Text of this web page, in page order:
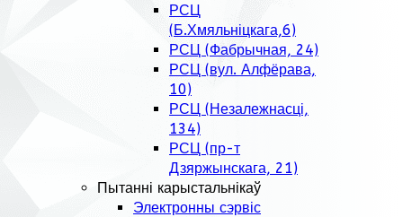
РСЦ
(Б.Хмяльніцкага,6)
РСЦ (Фабрычная, 24)
РСЦ (вул. Алфёрава,
10)
РСЦ (Незалежнасці,
134)
РСЦ (пр-т
Дзяржынскага, 21)
Пытанні карыстальнікаў
Электронны сэрвіс